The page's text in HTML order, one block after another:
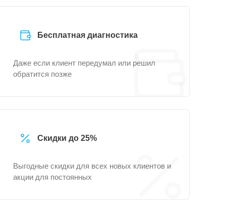
Бесплатная диагностика
Даже если клиент передумал или решил
обратится позже
Скидки до 25%
Выгодные скидки для всех новых клиентов и
акции для постоянных